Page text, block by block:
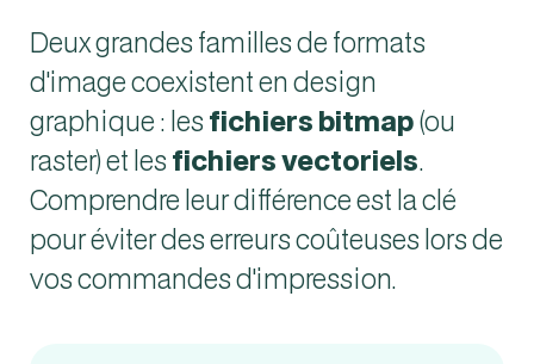
Deux grandes familles de formats
d'image coexistent en design
graphique : lesfichiers bitmap(ou
raster) et lesfichiers vectoriels.
Comprendre leur différence est la clé
pour éviter des erreurs coûteuses lors de
vos commandes d'impression.